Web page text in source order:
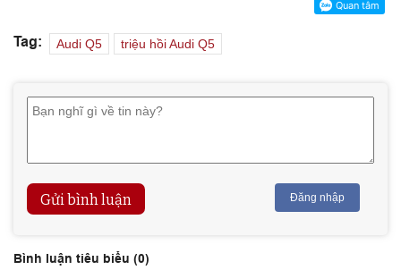
Tag: Audi Q5 triệu hồi Audi Q5
Gửi bình luận Đăng nhập
Bình luận tiêu biểu (0)